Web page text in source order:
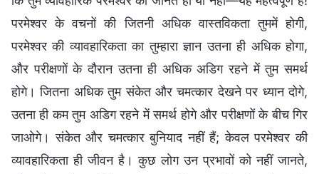
परमेश्वर के वचनों की जितनी अधिक वास्तविकता तुममें होगी,
परमेश्वर की व्यावहारिकता का तुम्हारा ज्ञान उतना ही अधिक होगा,
और परीक्षणों के दौरान उतना ही अधिक अडिग रहने में तुम समर्थ
होगे। जितना अधिक तुम संकेत और चमत्कार देखने पर ध्यान दोगे,
उतना ही कम तुम अडिग रहने में समर्थ होगे और परीक्षणों के बीच गिर
जाओगे। संकेत और चमत्कार बुनियाद नहीं हैं; केवल परमेश्वर की
व्यावहारिकता ही जीवन है। कुछ लोग उन प्रभावों को नहीं जानते,